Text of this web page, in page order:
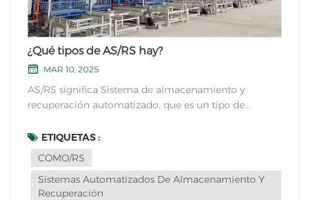
¿Qué tipos de AS/RS hay?
MAR 10, 2025
AS/RS significa Sistema de almacenamiento y
recuperación automatizado, que es un tipo de
almacenes y centros de distribución para automatizar
el almacenamiento y la recuperación de los artículos.
Hay varios tipos de sistemas AS/RS, que
incluyen:Carga de l...
ETIQUETAS :
COMO/RS
Sistemas Automatizados De Almacenamiento Y
Recuperación